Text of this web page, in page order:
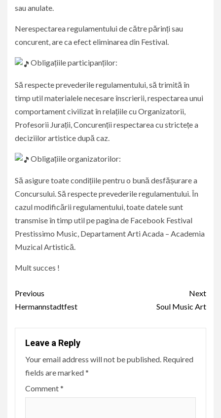
sau anulate.
Nerespectarea regulamentului de către părinți sau
concurent, are ca efect eliminarea din Festival.
Obligațiile participanților:
Să respecte prevederile regulamentului, să trimită în
timp util materialele necesare înscrierii, respectarea unui
comportament civilizat în relațiile cu Organizatorii,
Profesorii Jurații, Concurenții respectarea cu strictețe a
deciziilor artistice după caz.
Obligațiile organizatorilor:
Să asigure toate condițiile pentru o bună desfășurare a
Concursului. Să respecte prevederile regulamentului. În
cazul modificării regulamentului, toate datele sunt
transmise în timp util pe pagina de Facebook Festival
Prestissimo Music, Departament Arti Acada – Academia
Muzical Artistică.
Mult succes !
Continue
Reading
Previous
Hermannstadtfest
Next
Soul Music Art
Leave a Reply
Your email address will not be published. Required
fields are marked*
Comment*